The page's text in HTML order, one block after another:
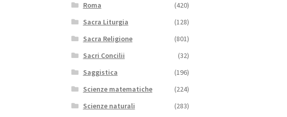
Roma
(420)
Sacra Liturgia
(128)
Sacra Religione
(801)
Sacri Concilii
(32)
Saggistica
(196)
Scienze matematiche
(224)
Scienze naturali
(283)